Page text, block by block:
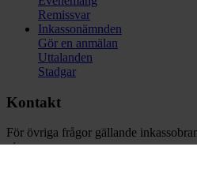
Remissvar
Inkassonämnden
Gör en anmälan
Uttalanden
Stadgar
Kontakt
För övriga frågor gällande
via